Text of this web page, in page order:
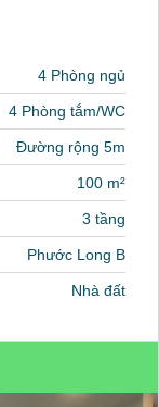
4 Phòng ngủ
4 Phòng tắm/WC
Đường rộng 5m
100 m²
3 tầng
Phước Long B
Nhà đất